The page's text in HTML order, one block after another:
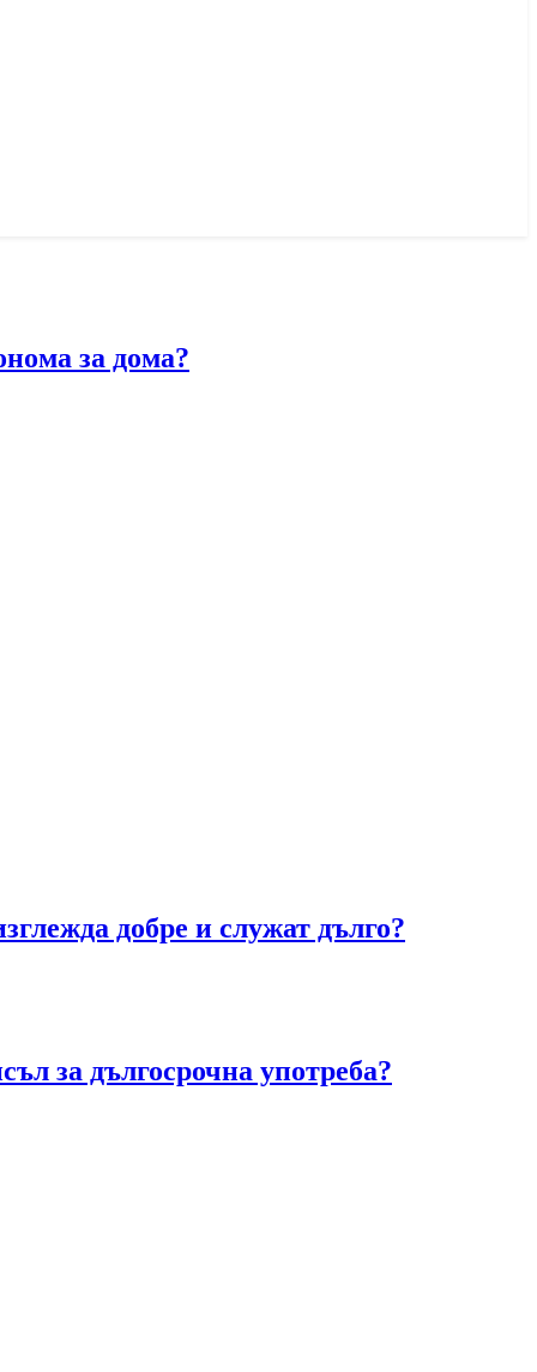
за дома?
добре и служат дълго?
за дългосрочна употреба?